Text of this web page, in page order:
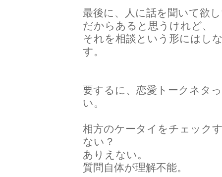
最後に、人に話を聞いて欲
だからあると思うけれど、
それを相談という形にはし
す。
要するに、恋愛トークネタ
い。
相方のケータイをチェック
ない？
ありえない。
質問自体が理解不能。